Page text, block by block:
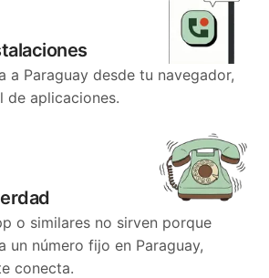
a Paraguay desde tu navegador,
de aplicaciones.
o similares no sirven porque
un número fijo en Paraguay,
conecta.